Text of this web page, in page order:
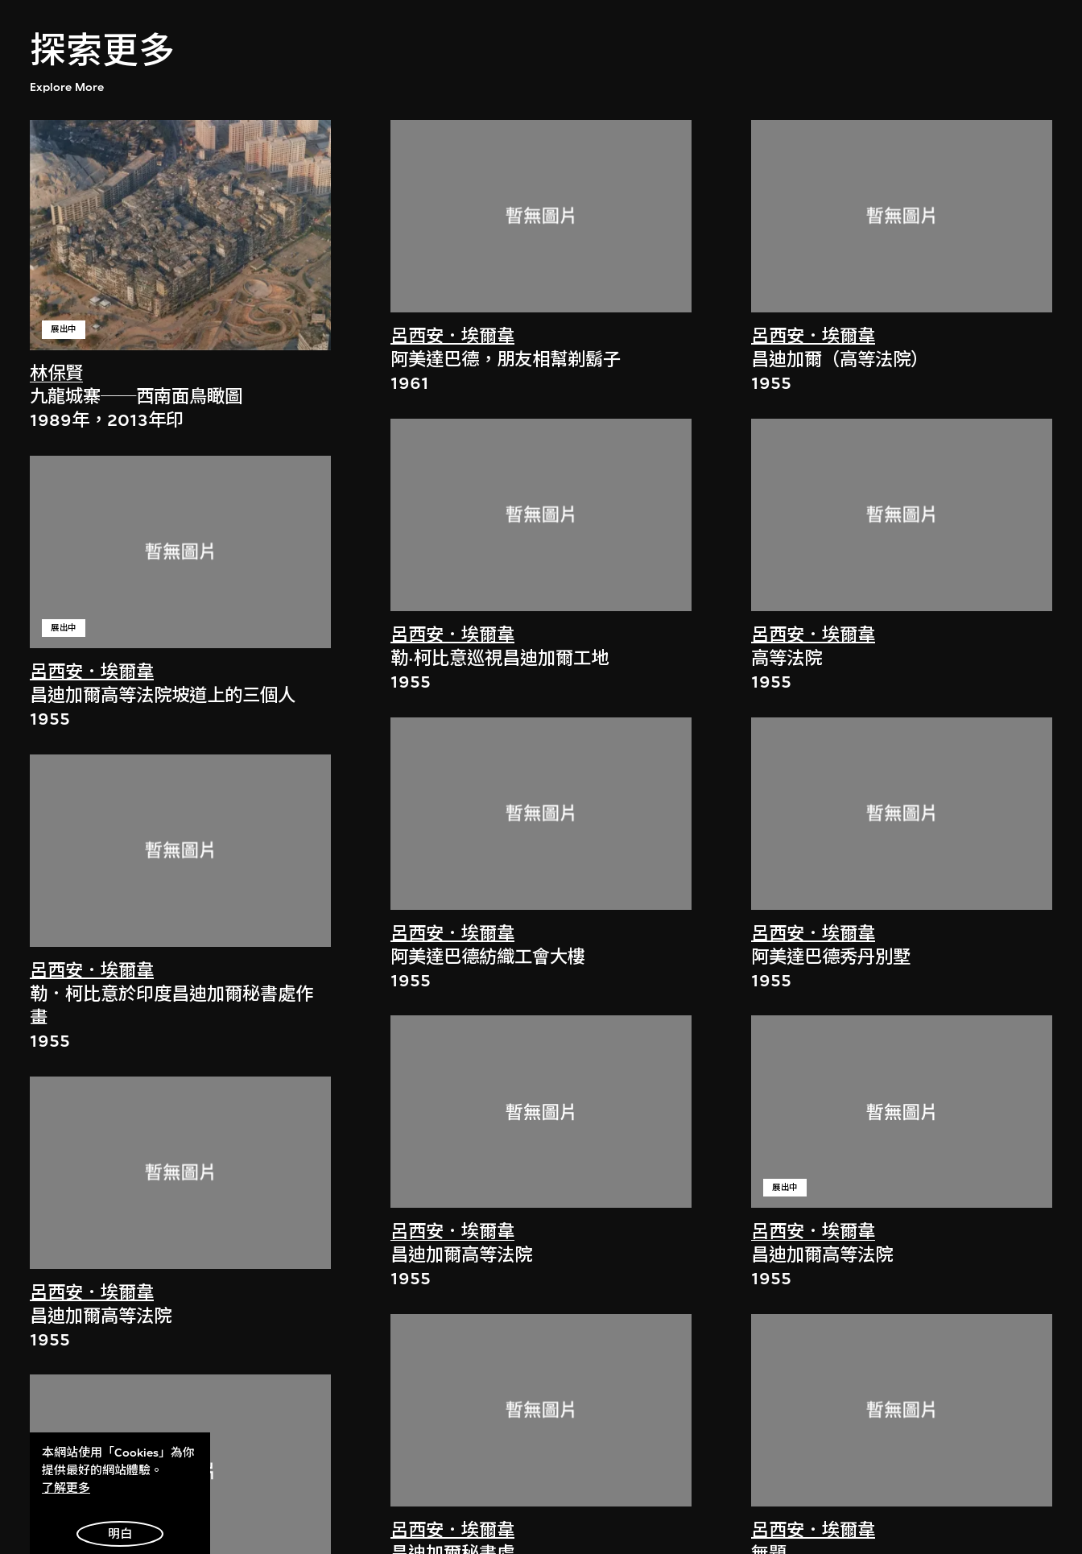
探索更多
Explore More
林保賢
展出中
九龍城寨──西南面鳥瞰圖
1989年，2013年印
呂西安．埃爾韋
展出中
昌迪加爾高等法院坡道上的三個人
1955
呂西安．埃爾韋
勒．柯比意於印度昌迪加爾秘書處作
畫
1955
呂西安．埃爾韋
昌迪加爾高等法院
1955
呂西安．埃爾韋
阿美達巴德，朋友相幫剃鬍子
1961
呂西安．埃爾韋
勒·柯比意巡視昌迪加爾工地
1955
呂西安．埃爾韋
阿美達巴德紡織工會大樓
1955
呂西安．埃爾韋
昌迪加爾高等法院
1955
呂西安．埃爾韋
呂西安．埃爾韋
昌迪加爾（高等法院）
1955
呂西安．埃爾韋
高等法院
1955
呂西安．埃爾韋
阿美達巴德秀丹別墅
1955
呂西安．埃爾韋
展出中
昌迪加爾高等法院
1955
呂西安．埃爾韋
本網站使用「Cookies」為你
提供最好的網站體驗。
了解更多
明白